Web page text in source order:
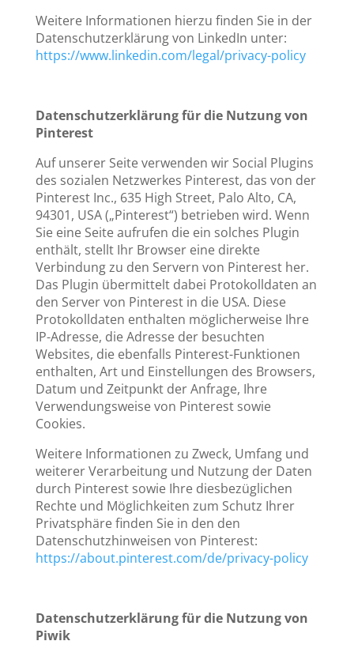
Weitere Informationen hierzu finden Sie in der
Datenschutzerklärung von LinkedIn unter:
https://www.linkedin.com/legal/privacy-policy
Datenschutzerklärung für die Nutzung von
Pinterest
Auf unserer Seite verwenden wir Social Plugins
des sozialen Netzwerkes Pinterest, das von der
Pinterest Inc., 635 High Street, Palo Alto, CA,
94301, USA („Pinterest“) betrieben wird. Wenn
Sie eine Seite aufrufen die ein solches Plugin
enthält, stellt Ihr Browser eine direkte
Verbindung zu den Servern von Pinterest her.
Das Plugin übermittelt dabei Protokolldaten an
den Server von Pinterest in die USA. Diese
Protokolldaten enthalten möglicherweise Ihre
IP-Adresse, die Adresse der besuchten
Websites, die ebenfalls Pinterest-Funktionen
enthalten, Art und Einstellungen des Browsers,
Datum und Zeitpunkt der Anfrage, Ihre
Verwendungsweise von Pinterest sowie
Cookies.
Weitere Informationen zu Zweck, Umfang und
weiterer Verarbeitung und Nutzung der Daten
durch Pinterest sowie Ihre diesbezüglichen
Rechte und Möglichkeiten zum Schutz Ihrer
Privatsphäre finden Sie in den den
Datenschutzhinweisen von Pinterest:
https://about.pinterest.com/de/privacy-policy
Datenschutzerklärung für die Nutzung von
Piwik